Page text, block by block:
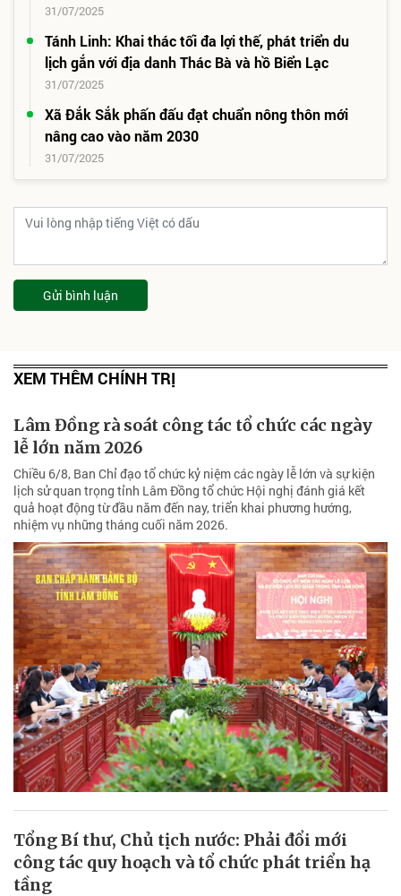
31/07/2025
Tánh Linh: Khai thác tối đa lợi thế, phát triển du
lịch gắn với địa danh Thác Bà và hồ Biển Lạc
31/07/2025
Xã Đắk Sắk phấn đấu đạt chuẩn nông thôn mới
nâng cao vào năm 2030
31/07/2025
Gửi bình luận
XEM THÊM CHÍNH TRỊ
Lâm Đồng rà soát công tác tổ chức các ngày
lễ lớn năm 2026
Chiều 6/8, Ban Chỉ đạo tổ chức kỷ niệm các ngày lễ lớn và sự kiện
lịch sử quan trọng tỉnh Lâm Đồng tổ chức Hội nghị đánh giá kết
quả hoạt động từ đầu năm đến nay, triển khai phương hướng,
nhiệm vụ những tháng cuối năm 2026.
Tổng Bí thư, Chủ tịch nước: Phải đổi mới
công tác quy hoạch và tổ chức phát triển hạ
tầng